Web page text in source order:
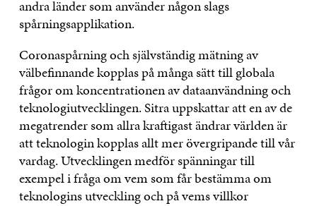
andra länder som använder någon slags
spårningsapplikation.
Coronaspårning och självständig mätning av
välbefinnande kopplas på många sätt till globala
frågor om koncentrationen av dataanvändning och
teknologiutvecklingen. Sitra uppskattar att en av de
megatrender som allra kraftigast ändrar världen är
att teknologin kopplas allt mer övergripande till vår
vardag. Utvecklingen medför spänningar till
exempel i fråga om vem som får bestämma om
teknologins utveckling och på vems villkor